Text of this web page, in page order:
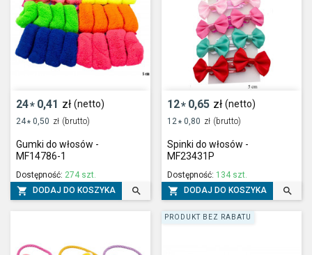
24* 0,41 zł (netto)
24* 0,50 zł (brutto)
Gumki do włosów -
MF14786-1
Dostępność: 274 szt.
 DODAJ DO KOSZYKA 
12* 0,65 zł (netto)
12* 0,80 zł (brutto)
Spinki do włosów -
MF23431P
Dostępność: 134 szt.
 DODAJ DO KOSZYKA 
PRODUKT BEZ RABATU